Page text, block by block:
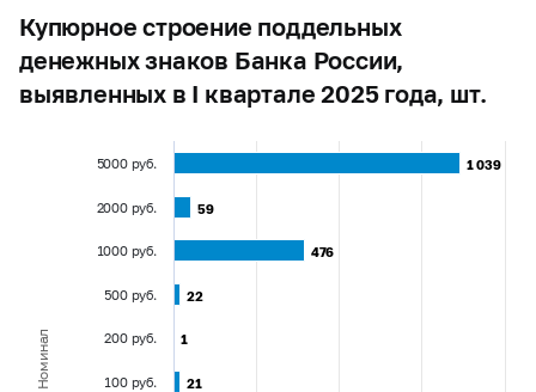
Купюрное строение поддельных
денежных знаков Банка России,
выявленных в I квартале 2025 года, шт.
Номинал
1 039
1 039
59
59
476
476
22
22
1
1
21
21
5000 руб.
2000 руб.
1000 руб.
500 руб.
200 руб.
100 руб.